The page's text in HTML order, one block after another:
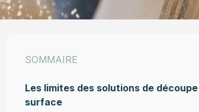
SOMMAIRE
Les limites des solutions de
surface